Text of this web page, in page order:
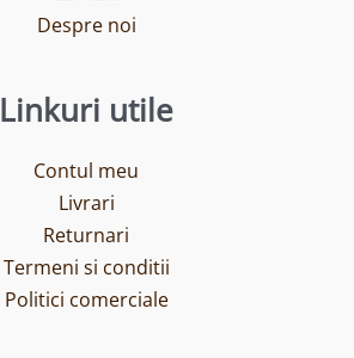
Despre noi
Linkuri utile
Contul meu
Livrari
Returnari
Termeni si conditii
Politici comerciale